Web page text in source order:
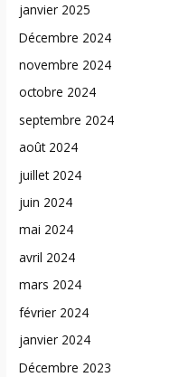
janvier 2025
Décembre 2024
novembre 2024
octobre 2024
septembre 2024
août 2024
juillet 2024
juin 2024
mai 2024
avril 2024
mars 2024
février 2024
janvier 2024
Décembre 2023